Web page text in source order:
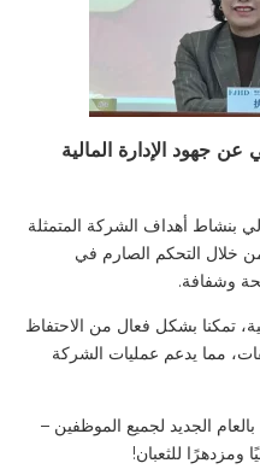
جهود الإدارة المالية
بنشاط أهداف الشركة المتمثلة
خلال التحكم الصارم في
وشفافة.
تمكنا بشكل فعال من الاحتفاظ
مما يدعم عمليات الشركة
الجديد لجميع الموظفين –
ومزدهرًا للثعبان!